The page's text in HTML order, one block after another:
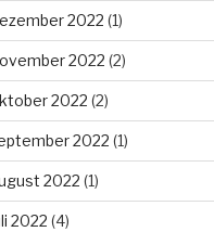
2022 (1)
2022 (2)
2022 (2)
2022 (1)
2022 (1)
2022 (4)